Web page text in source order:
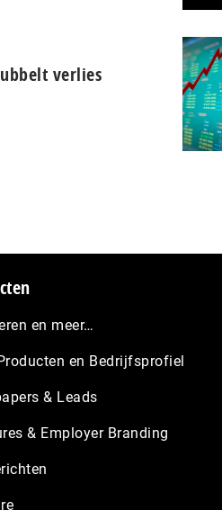
verlies
en meer…
en Bedrijfsprofiel
& Leads
& Employer Branding